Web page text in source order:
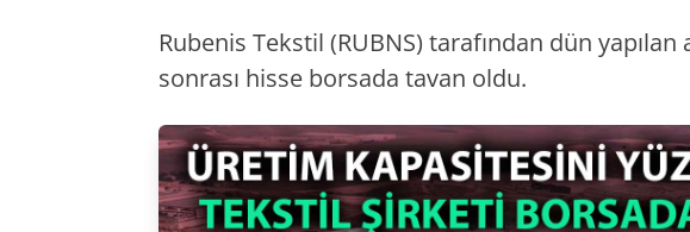
Rubenis Tekstil (RUBNS) tarafından dün
sonrası hisse borsada tavan oldu.